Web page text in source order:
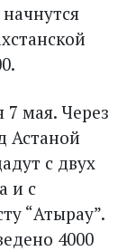
7 мая. Через
Астаной
с двух
и с
“Атырау”.
4000